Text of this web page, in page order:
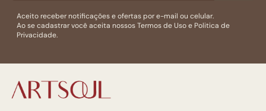
Aceito receber notificações e ofertas por e-mail ou celular.
Ao se cadastrar você aceita nossosTermos de Usoe Politica de
Privacidade.